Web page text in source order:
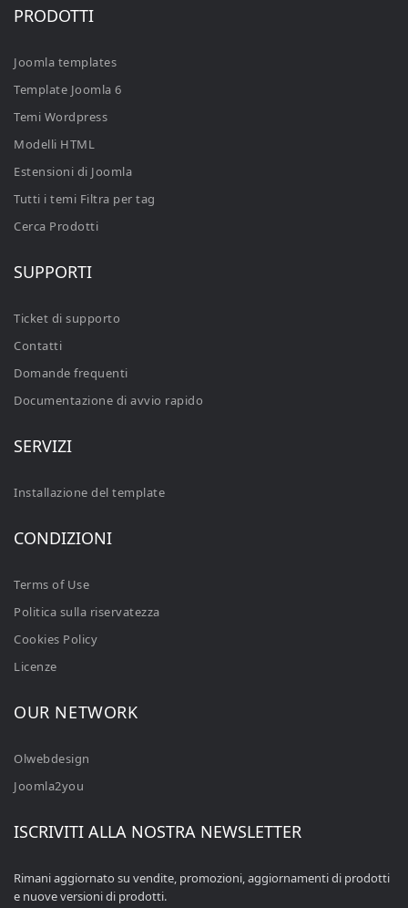
PRODOTTI
Joomla templates
Template Joomla 6
Temi Wordpress
Modelli HTML
Estensioni di Joomla
Tutti i temi Filtra per tag
Cerca Prodotti
SUPPORTI
Ticket di supporto
Contatti
Domande frequenti
Documentazione di avvio rapido
SERVIZI
Installazione del template
CONDIZIONI
Terms of Use
Politica sulla riservatezza
Cookies Policy
Licenze
OUR NETWORK
Olwebdesign
Joomla2you
ISCRIVITI ALLA NOSTRA NEWSLETTER
Rimani aggiornato su vendite, promozioni, aggiornamenti di prodotti
e nuove versioni di prodotti.